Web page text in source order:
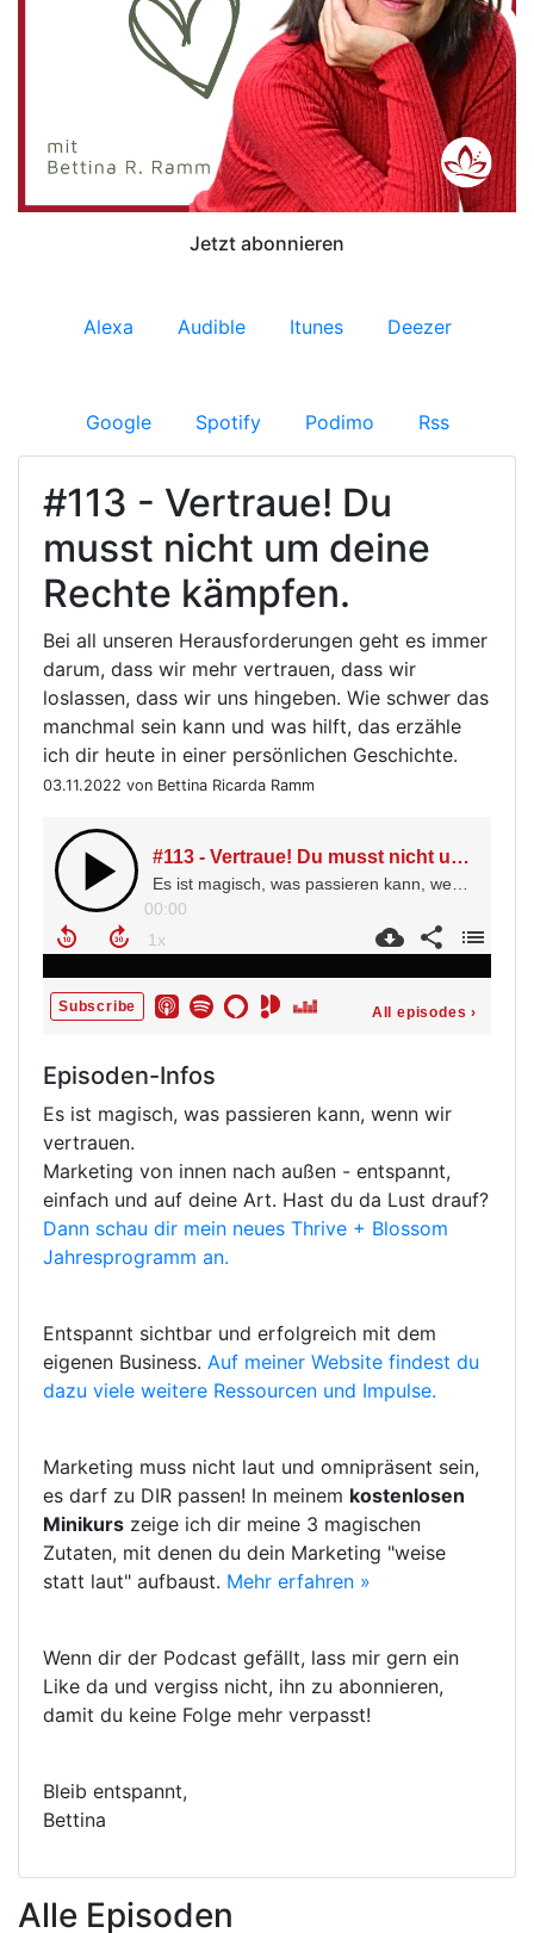
Jetzt abonnieren
Alexa Audible Itunes Deezer
Google Spotify Podimo Rss
#113 - Vertraue! Du
musst nicht um deine
Rechte kämpfen.
Bei all unseren Herausforderungen geht es immer
darum, dass wir mehr vertrauen, dass wir
loslassen, dass wir uns hingeben. Wie schwer das
manchmal sein kann und was hilft, das erzähle
ich dir heute in einer persönlichen Geschichte.
03.11.2022 von Bettina Ricarda Ramm
Episoden-Infos
Es ist magisch, was passieren kann, wenn wir
vertrauen.
Marketing von innen nach außen - entspannt,
einfach und auf deine Art. Hast du da Lust drauf?
Dann schau dir mein neues Thrive + Blossom
Jahresprogramm an.
Entspannt sichtbar und erfolgreich mit dem
eigenen Business. Auf meiner Website findest du
dazu viele weitere Ressourcen und Impulse.
Marketing muss nicht laut und omnipräsent sein,
es darf zu DIR passen! In meinem kostenlosen
Minikurs zeige ich dir meine 3 magischen
Zutaten, mit denen du dein Marketing "weise
statt laut" aufbaust. Mehr erfahren »
Wenn dir der Podcast gefällt, lass mir gern ein
Like da und vergiss nicht, ihn zu abonnieren,
damit du keine Folge mehr verpasst!
Bleib entspannt,
Bettina
Alle Episoden